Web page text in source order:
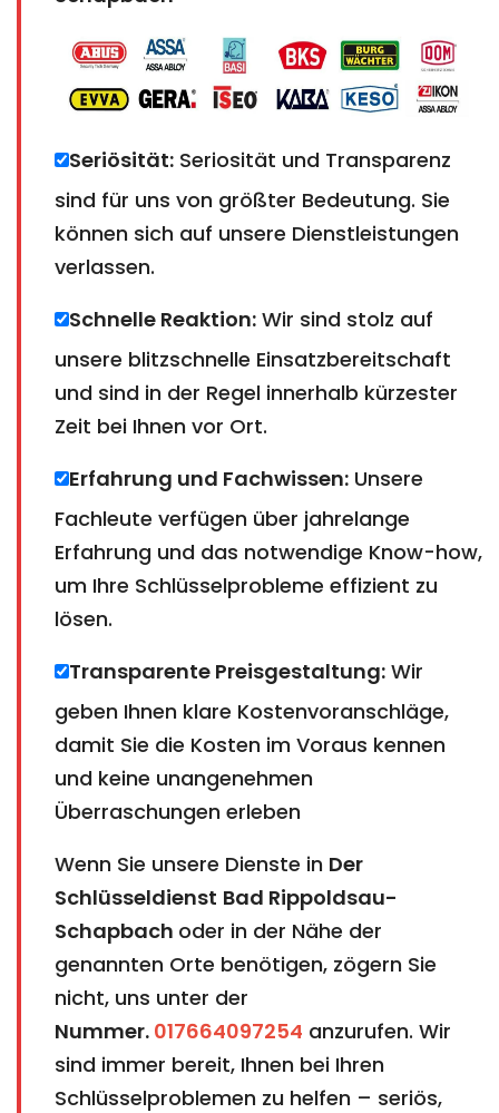
Seriösität: Seriosität und Transparenz
sind für uns von größter Bedeutung. Sie
können sich auf unsere Dienstleistungen
verlassen.
Schnelle Reaktion: Wir sind stolz auf
unsere blitzschnelle Einsatzbereitschaft
und sind in der Regel innerhalb kürzester
Zeit bei Ihnen vor Ort.
Erfahrung und Fachwissen: Unsere
Fachleute verfügen über jahrelange
Erfahrung und das notwendige Know-how,
um Ihre Schlüsselprobleme effizient zu
lösen.
Transparente Preisgestaltung: Wir
geben Ihnen klare Kostenvoranschläge,
damit Sie die Kosten im Voraus kennen
und keine unangenehmen
Überraschungen erleben
Wenn Sie unsere Dienste in Der
Schlüsseldienst Bad Rippoldsau-
Schapbach​​​​​​​​​​​​​​ oder in der Nähe der
genannten Orte benötigen, zögern Sie
nicht, uns unter der
Nummer. 017664097254 anzurufen. Wir
sind immer bereit, Ihnen bei Ihren
Schlüsselproblemen zu helfen – seriös,